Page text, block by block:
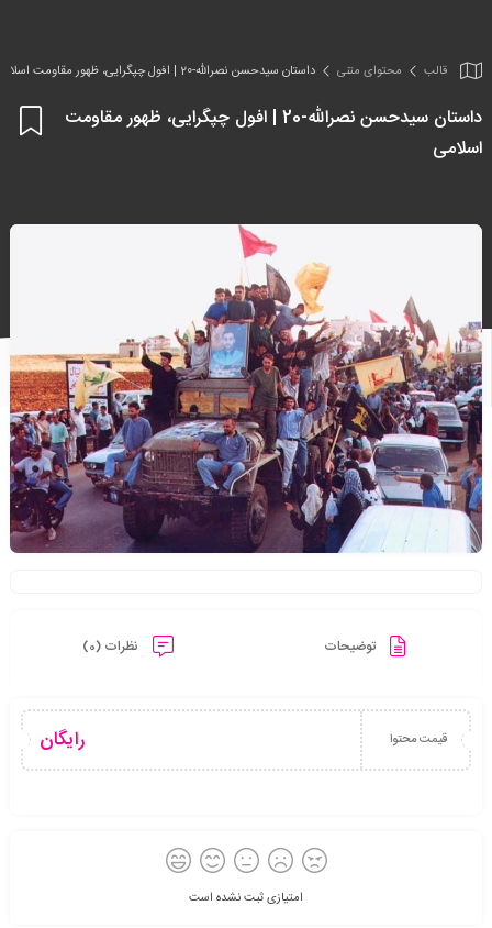
قالب محتوای متنی داستان سیدحسن نصرالله-20 | افول چپگرایی، ظهور مقاومت اسلامی
داستان سیدحسن نصرالله-20 | افول چپگرایی، ظهور مقاومت
اسلامی
توضیحات نظرات (0)
قیمت محتوا رایگان
امتیازی ثبت نشده است